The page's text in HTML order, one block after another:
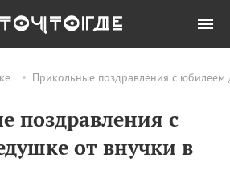
Прикольные поздравления с юбилеем
поздравления с
от внучки в
ПРАЗДНИКИ Все
11.08 Рождество святителя
Николая Чудотворца
11.08 День «мусорной еды»